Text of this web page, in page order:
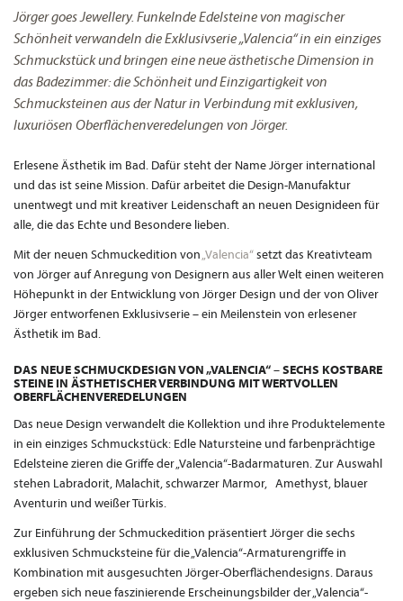
Jörger goes Jewellery. Funkelnde Edelsteine von magischer
Schönheit verwandeln die Exklusivserie „Valencia“ in ein einziges
Schmuckstück und bringen eine neue ästhetische Dimension in
das Badezimmer: die Schönheit und Einzigartigkeit von
Schmucksteinen aus der Natur in Verbindung mit exklusiven,
luxuriösen Oberflächenveredelungen von Jörger.
Erlesene Ästhetik im Bad. Dafür steht der Name Jörger international
und das ist seine Mission. Dafür arbeitet die Design-Manufaktur
unentwegt und mit kreativer Leidenschaft an neuen Designideen für
alle, die das Echte und Besondere lieben.
Mit der neuen Schmuckedition von„Valencia“setzt das Kreativteam
von Jörger auf Anregung von Designern aus aller Welt einen weiteren
Höhepunkt in der Entwicklung von Jörger Design und der von Oliver
Jörger entworfenen Exklusivserie – ein Meilenstein von erlesener
Ästhetik im Bad.
DAS NEUE SCHMUCKDESIGN VON „VALENCIA“ – SECHS KOSTBARE
STEINE IN ÄSTHETISCHER VERBINDUNG MIT WERTVOLLEN
OBERFLÄCHENVEREDELUNGEN
Das neue Design verwandelt die Kollektion und ihre Produktelemente
in ein einziges Schmuckstück: Edle Natursteine und farbenprächtige
Edelsteine zieren die Griffe der „Valencia“-Badarmaturen. Zur Auswahl
stehen Labradorit, Malachit, schwarzer Marmor, Amethyst, blauer
Aventurin und weißer Türkis.
Zur Einführung der Schmuckedition präsentiert Jörger die sechs
exklusiven Schmucksteine für die „Valencia“-Armaturengriffe in
Kombination mit ausgesuchten Jörger-Oberflächendesigns. Daraus
ergeben sich neue faszinierende Erscheinungsbilder der „Valencia“-